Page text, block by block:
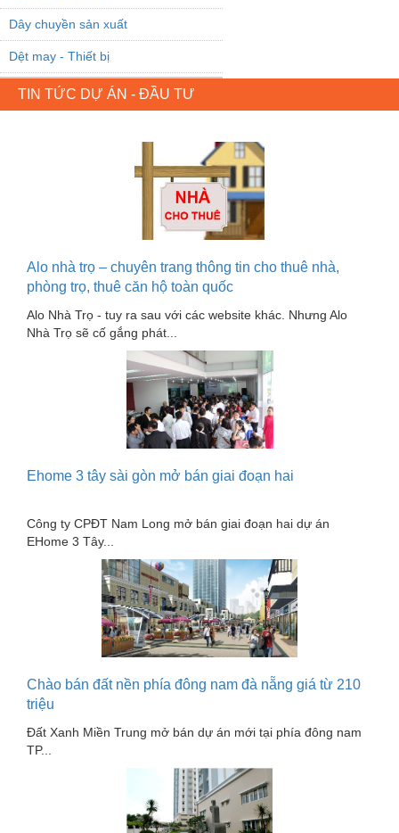
Dây chuyền sản xuất
Dệt may - Thiết bị
Dầu mỡ công nghiệp
Đúc chính xác Thiết bị
Dụng cụ cầm tay
Hàn cắt - Thiết bị
Kệ công nghiệp
Khí nén - Thiết bị
Khuôn mẫu - Phụ tùng
Lọc công nghiệp
Mỏ - Trang thiết bị
Mô tơ - Hộp số
Nội - Ngoại thất - văn phòng
TIN TỨC DỰ ÁN - ĐẦU TƯ
Alo nhà trọ – chuyên trang thông tin cho thuê nhà,
phòng trọ, thuê căn hộ toàn quốc
Alo Nhà Trọ - tuy ra sau với các website khác. Nhưng Alo
Nhà Trọ sẽ cố gắng phát...
Ehome 3 tây sài gòn mở bán giai đoạn hai
Công ty CPĐT Nam Long mở bán giai đoạn hai dự án
EHome 3 Tây...
Chào bán đất nền phía đông nam đà nẵng giá từ 210
triệu
Đất Xanh Miền Trung mở bán dự án mới tại phía đông nam
TP...